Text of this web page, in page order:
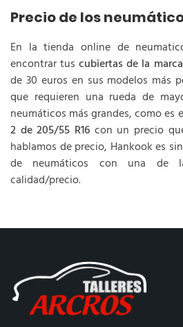
Precio de los
En la tienda online de
encontrar tuscubiertas de la
de 30 euros en sus modelos más
que requieren una rueda de
neumáticos más grandes, como es
2 de 205/55 R16 con un precio
hablamos de precio, Hankook es
de neumáticos con una de
calidad/precio.